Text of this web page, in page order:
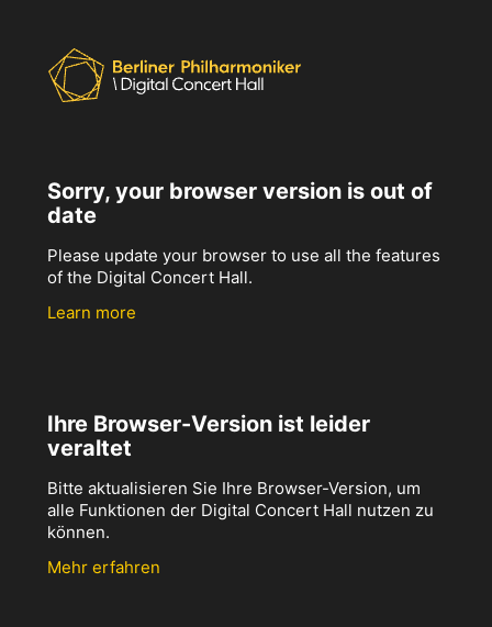
Sorry, your browser version is out of
date
Please update your browser to use all the features
of the Digital Concert Hall.
Learn more
Ihre Browser-Version ist leider
veraltet
Bitte aktualisieren Sie Ihre Browser-Version, um
alle Funktionen der Digital Concert Hall nutzen zu
können.
Mehr erfahren